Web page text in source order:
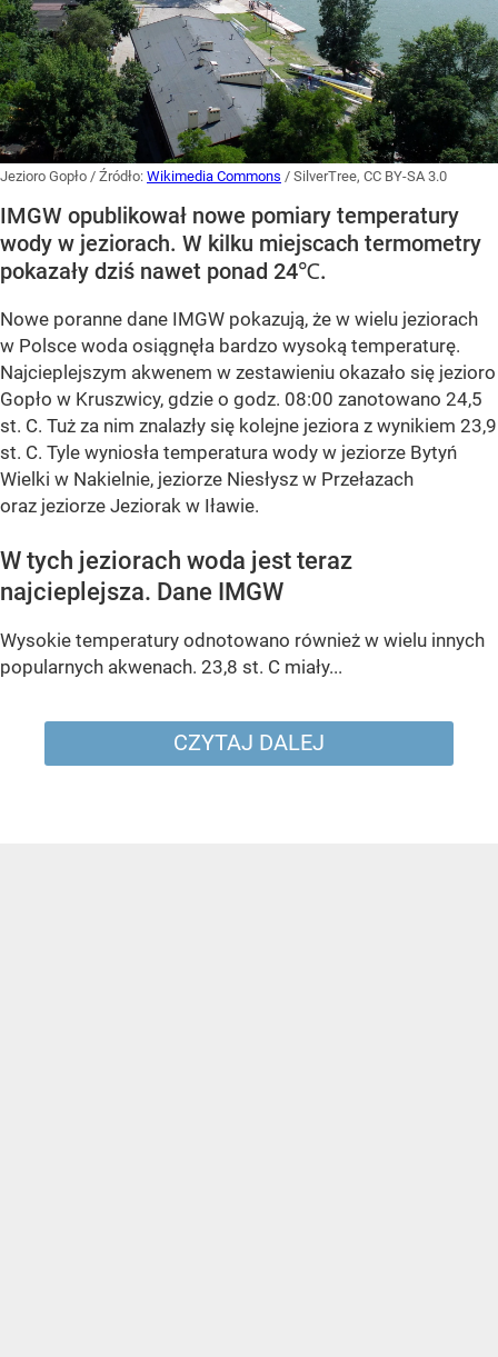
Jezioro Gopło / Źródło: Wikimedia Commons / SilverTree, CC BY-SA 3.0
IMGW opublikował nowe pomiary temperatury
wody w jeziorach. W kilku miejscach termometry
pokazały dziś nawet ponad 24℃.
Nowe poranne dane IMGW pokazują, że w wielu jeziorach
w Polsce woda osiągnęła bardzo wysoką temperaturę.
Najcieplejszym akwenem w zestawieniu okazało się jezioro
Gopło w Kruszwicy, gdzie o godz. 08:00 zanotowano 24,5
st. C. Tuż za nim znalazły się kolejne jeziora z wynikiem 23,9
st. C. Tyle wyniosła temperatura wody w jeziorze Bytyń
Wielki w Nakielnie, jeziorze Niesłysz w Przełazach
oraz jeziorze Jeziorak w Iławie.
W tych jeziorach woda jest teraz
najcieplejsza. Dane IMGW
Wysokie temperatury odnotowano również w wielu innych
popularnych akwenach. 23,8 st. C miały...
CZYTAJ DALEJ